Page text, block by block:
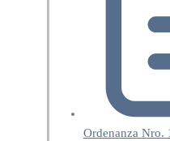
Ordenanza Nro.